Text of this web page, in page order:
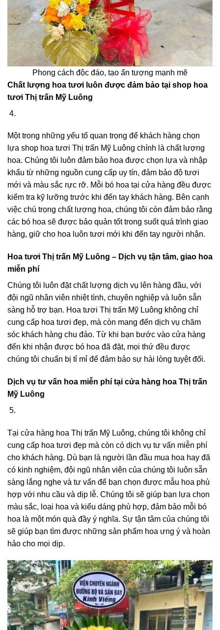
Phong cách độc đáo, tạo ấn tượng mạnh mẽ
Chất lượng hoa tươi luôn được đảm bảo tại shop hoa
tươi Thị trấn Mỹ Luông
Một trong những yếu tố quan trọng để khách hàng chọn
lựa shop hoa tươi Thị trấn Mỹ Luông chính là chất lượng
hoa. Chúng tôi luôn đảm bảo hoa được chọn lựa và nhập
khẩu từ những nguồn cung cấp uy tín, đảm bảo độ tươi
mới và màu sắc rực rỡ. Mỗi bó hoa tại cửa hàng đều được
kiểm tra kỹ lưỡng trước khi đến tay khách hàng. Bên cạnh
việc chú trọng chất lượng hoa, chúng tôi còn đảm bảo rằng
các bó hoa sẽ được bảo quản tốt trong suốt quá trình giao
hàng, giữ cho hoa luôn tươi mới khi đến tay người nhận.
Hoa tươi Thị trấn Mỹ Luông – Dịch vụ tận tâm, giao hoa
miễn phí
Chúng tôi luôn đặt chất lượng dịch vụ lên hàng đầu, với
đội ngũ nhân viên nhiệt tình, chuyên nghiệp và luôn sẵn
sàng hỗ trợ bạn. Hoa tươi Thị trấn Mỹ Luông không chỉ
cung cấp hoa tươi đẹp, mà còn mang đến dịch vụ chăm
sóc khách hàng chu đáo. Từ khi bạn bước vào cửa hàng
đến khi nhận được bó hoa đã đặt, mọi thứ đều được
chúng tôi chuẩn bị tỉ mỉ để đảm bảo sự hài lòng tuyệt đối.
Dịch vụ tư vấn hoa miễn phí tại cửa hàng hoa Thị trấn
Mỹ Luông
Tại cửa hàng hoa Thị trấn Mỹ Luông, chúng tôi không chỉ
cung cấp hoa tươi đẹp mà còn có dịch vụ tư vấn miễn phí
cho khách hàng. Dù bạn là người lần đầu mua hoa hay đã
có kinh nghiệm, đội ngũ nhân viên của chúng tôi luôn sẵn
sàng lắng nghe và tư vấn để bạn chọn được mẫu hoa phù
hợp với nhu cầu và dịp lễ. Chúng tôi sẽ giúp bạn lựa chọn
màu sắc, loại hoa và kiểu dáng phù hợp, đảm bảo mỗi bó
hoa là một món quà đầy ý nghĩa. Sự tận tâm của chúng tôi
sẽ giúp bạn tìm được những sản phẩm hoa ưng ý và hoàn
hảo cho mọi dịp.